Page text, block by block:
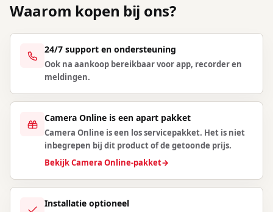
Waarom kopen bij ons?
24/7 support en ondersteuning
Ook na aankoop bereikbaar voor app, recorder en
meldingen.
Camera Online is een apart pakket
Camera Online is een los servicepakket. Het is niet
inbegrepen bij dit product of de getoonde prijs.
Bekijk Camera Online-pakket→
Installatie optioneel